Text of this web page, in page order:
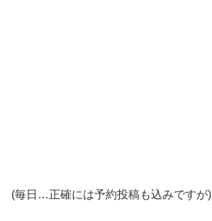
(毎日…正確には予約投稿も込みですが)